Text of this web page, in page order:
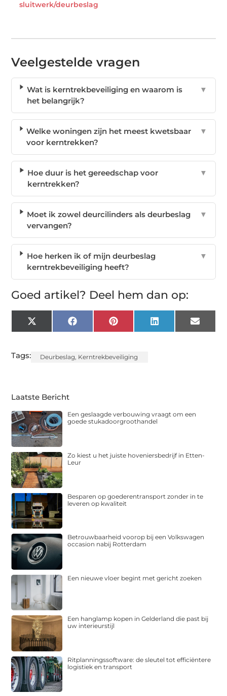
sluitwerk/deurbeslag
Veelgestelde vragen
Wat is kerntrekbeveiliging en waarom is
het belangrijk?
▼
Welke woningen zijn het meest kwetsbaar
voor kerntrekken?
▼
Hoe duur is het gereedschap voor
kerntrekken?
▼
Moet ik zowel deurcilinders als deurbeslag
vervangen?
▼
Hoe herken ik of mijn deurbeslag
kerntrekbeveiliging heeft?
▼
Goed artikel? Deel hem dan op:
X
(Twitter)
FacebookPinterest LinkedIn Email
Tags: Deurbeslag, Kerntrekbeveiliging
Laatste Bericht
Een geslaagde verbouwing vraagt om een
goede stukadoorgroothandel
Zo kiest u het juiste hoveniersbedrijf in Etten-
Leur
Besparen op goederentransport zonder in te
leveren op kwaliteit
Betrouwbaarheid voorop bij een Volkswagen
occasion nabij Rotterdam
Een nieuwe vloer begint met gericht zoeken
Een hanglamp kopen in Gelderland die past bij
uw interieurstijl
Ritplanningssoftware: de sleutel tot efficiëntere
logistiek en transport